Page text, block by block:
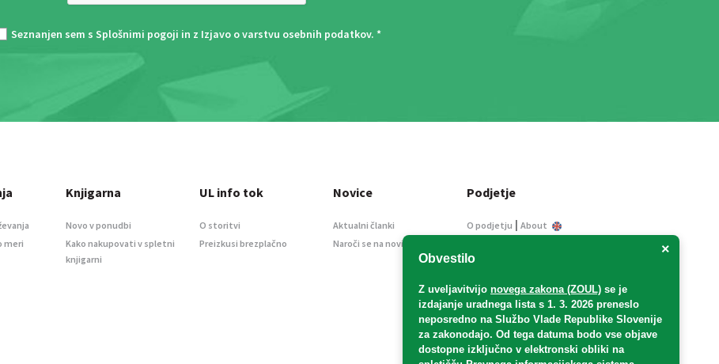
Seznanjen sem s Splošnimi pogoji in z Izjavo o varstvu osebnih podatkov. *
×
Obvestilo
Z uveljavitvijo novega zakona (ZOUL) se je
izdajanje uradnega lista s 1. 3. 2026 preneslo
neposredno na Službo Vlade Republike Slovenije
za zakonodajo. Od tega datuma bodo vse objave
dostopne izključno v elektronski obliki na
meri
Knjigarna
Novo v ponudbi
Kako nakupovati v spletni
knjigarni
UL info tok
O storitvi
Preizkusi brezplačno
Novice
Aktualni članki
Naroči se na novice
Podjetje
O podjetju | About
Informacije javnega
Oglaševanje
Splošni pogoji
Izjava o varstvu osebnih
podatkov